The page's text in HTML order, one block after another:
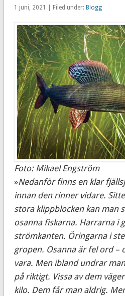
1 juni, 2021 | Filed under: Blogg
Foto: Mikael Engström
»Nedanför finns en klar
innan den rinner vidare.
stora klippblocken kan man
osanna fiskarna. Harrarna i
strömkanten. Öringarna i
gropen. Osanna är fel ord –
vara. Men ibland undrar
på riktigt. Vissa av dem
kilo. Dem får man aldrig.